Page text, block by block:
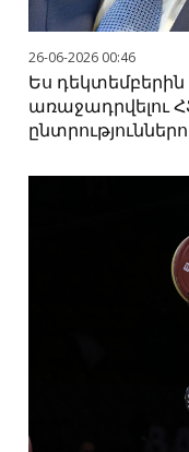
26-06-2026 00:46
Ես դեկտեմբերին
առաջադրվելու